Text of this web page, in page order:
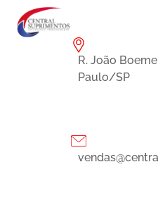
R. João
Paulo/SP